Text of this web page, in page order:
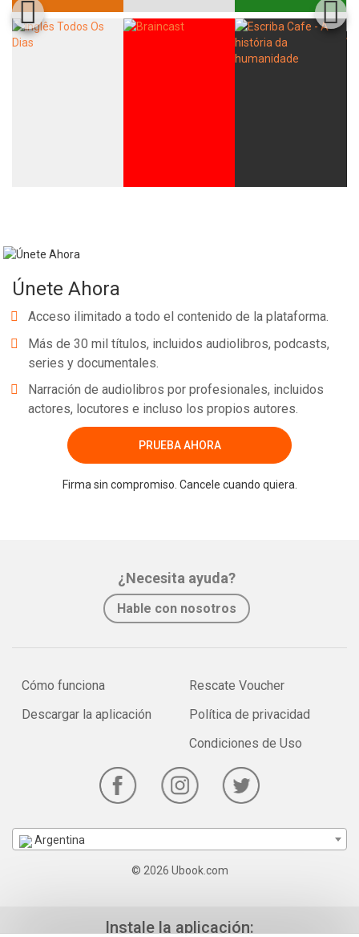
Únete Ahora
Acceso ilimitado a todo el contenido de la plataforma.
Más de 30 mil títulos, incluidos audiolibros, podcasts,
series y documentales.
Narración de audiolibros por profesionales, incluidos
actores, locutores e incluso los propios autores.
PRUEBA AHORA
Firma sin compromiso. Cancele cuando quiera.
¿Necesita ayuda?
Hable con nosotros
Cómo funciona
Descargar la aplicación
Rescate Voucher
Política de privacidad
Condiciones de Uso
Argentina
© 2026 Ubook.com
Instale la aplicación: